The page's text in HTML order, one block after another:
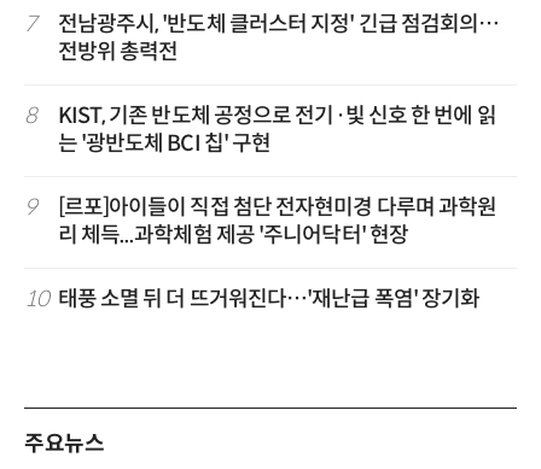
7
전남광주시, '반도체 클러스터 지정' 긴급 점검회의…
전방위 총력전
8
KIST, 기존 반도체 공정으로 전기·빛 신호 한 번에 읽
는 '광반도체 BCI 칩' 구현
9
[르포]아이들이 직접 첨단 전자현미경 다루며 과학원
리 체득...과학체험 제공 '주니어닥터' 현장
10 태풍 소멸 뒤 더 뜨거워진다…'재난급 폭염' 장기화
주요뉴스